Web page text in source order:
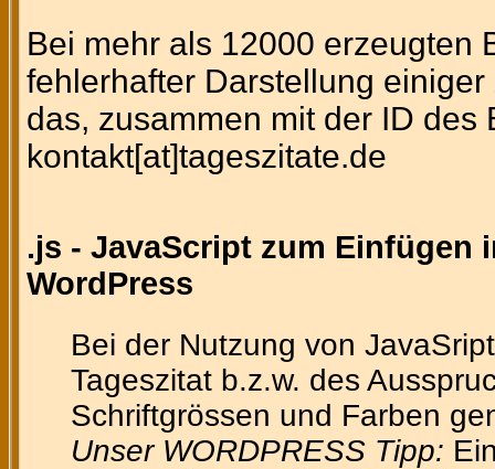
Bei mehr als 12000 erzeugten
fehlerhafter Darstellung
das, zusammen mit der ID
kontakt[at]tageszitate.de
.js - JavaScript zum Einfügen
WordPress
Bei der Nutzung von
Tageszitat b.z.w. des
Schriftgrössen und Farben
Unser WORDPRESS Tipp: